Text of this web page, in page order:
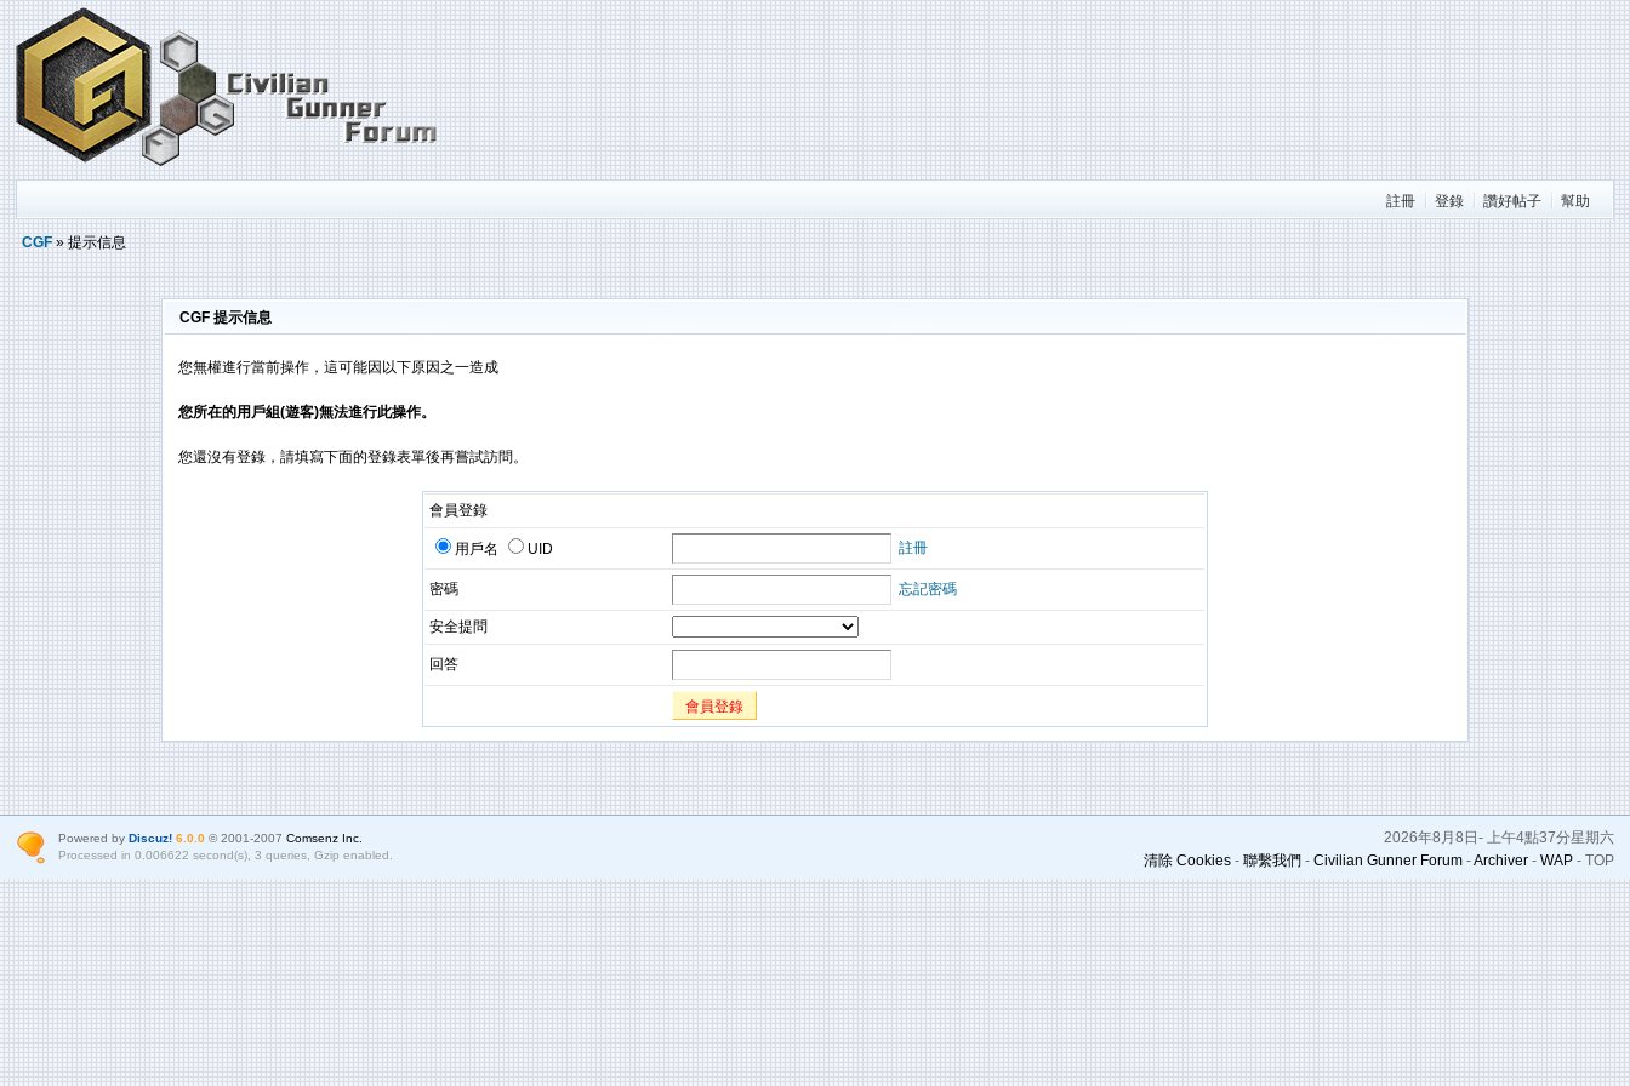
註冊 登錄 讚好帖子 幫助
CGF» 提示信息
CGF 提示信息
您無權進行當前操作，這可能因以下原因之一造成
您所在的用戶組(遊客)無法進行此操作。
您還沒有登錄，請填寫下面的登錄表單後再嘗試訪問。
會員登錄
用戶名 UID 註冊
密碼 忘記密碼
安全提問
回答
會員登錄
2026年8月8日- 上午4點37分星期六
清除 Cookies- 聯繫我們 - Civilian Gunner Forum-Archiver- WAP- TOP
Powered byDiscuz! 6.0.0 © 2001-2007Comsenz Inc.
Processed in 0.006622 second(s), 3 queries, Gzip enabled.